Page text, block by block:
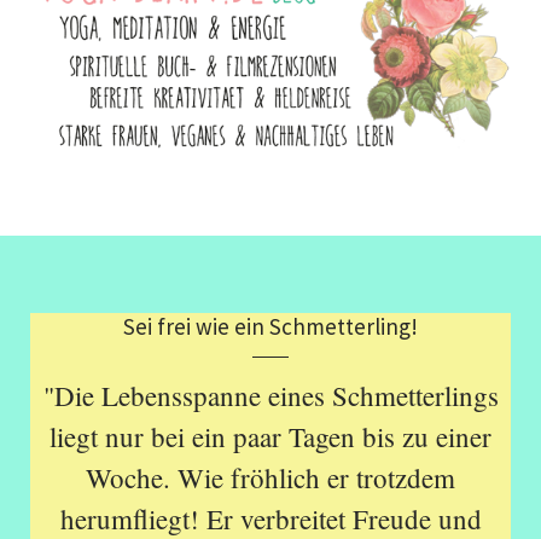
Sei frei wie ein Schmetterling!
"Die Lebensspanne eines Schmetterlings
liegt nur bei ein paar Tagen bis zu einer
Woche. Wie fröhlich er trotzdem
herumfliegt! Er verbreitet Freude und